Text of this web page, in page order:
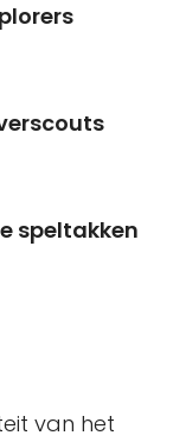
speltakken
van het